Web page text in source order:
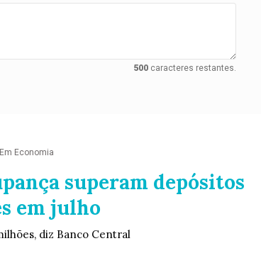
500caracteres restantes.
Em Economia
superam depósitos
em julho
diz Banco Central